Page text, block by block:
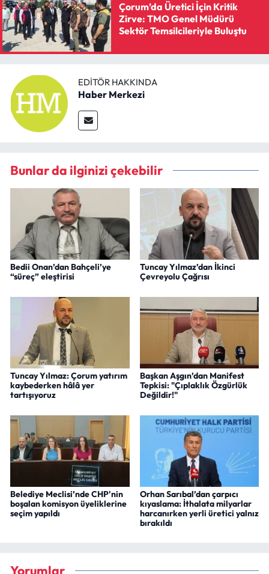
Çorum’da Üretici İçin Kritik
Zirve: TMO Genel Müdürü
Sektör Temsilcileriyle Buluştu
EDITÖR HAKKINDA
Haber Merkezi
Bunlar da ilginizi çekebilir
Bedii Onan’dan Bahçeli’ye
“süreç” eleştirisi
Tuncay Yılmaz’dan İkinci
Çevreyolu Çağrısı
Tuncay Yılmaz: Çorum yatırım
kaybederken hâlâ yer
tartışıyoruz
Başkan Aşgın’dan Manifest
Tepkisi: "Çıplaklık Özgürlük
Değildir!"
Belediye Meclisi’nde CHP'nin
boşalan komisyon üyeliklerine
seçim yapıldı
Orhan Sarıbal’dan çarpıcı
kıyaslama: İthalata milyarlar
harcanırken yerli üretici yalnız
bırakıldı